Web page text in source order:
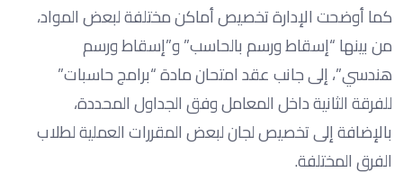
كما أوضحت الإدارة تخصيص أماكن مختلفة لبعض المواد،
من بينها “إسقاط ورسم بالحاسب” و”إسقاط ورسم
هندسي”، إلى جانب عقد امتحان مادة “برامج حاسبات”
للفرقة الثانية داخل المعامل وفق الجداول المحددة،
بالإضافة إلى تخصيص لجان لبعض المقررات العملية لطلاب
الفرق المختلفة.